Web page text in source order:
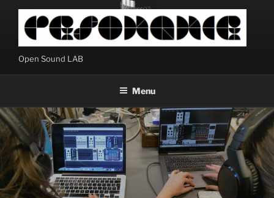
Aller
contenu
Open Sound LAB
Menu